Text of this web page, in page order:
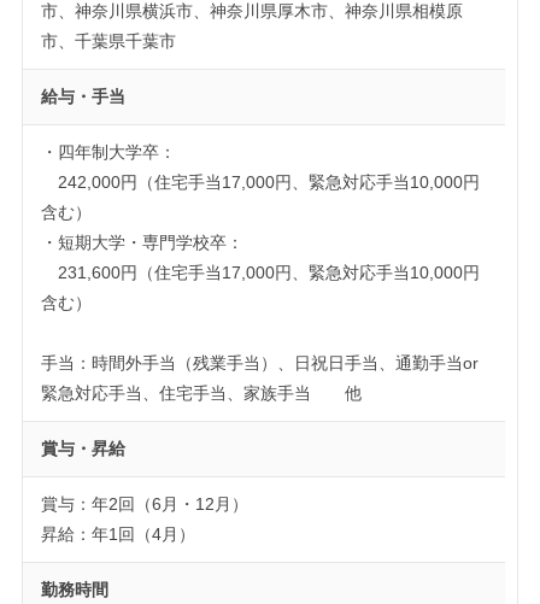
市、神奈川県横浜市、神奈川県厚木市、神奈川県相模原
市、千葉県千葉市
給与・手当
・四年制大学卒：
242,000円（住宅手当17,000円、緊急対応手当10,000円
含む）
・短期大学・専門学校卒：
231,600円（住宅手当17,000円、緊急対応手当10,000円
含む）
手当：時間外手当（残業手当）、日祝日手当、通勤手当or
緊急対応手当、住宅手当、家族手当 他
賞与・昇給
賞与：年2回（6月・12月）
昇給：年1回（4月）
勤務時間